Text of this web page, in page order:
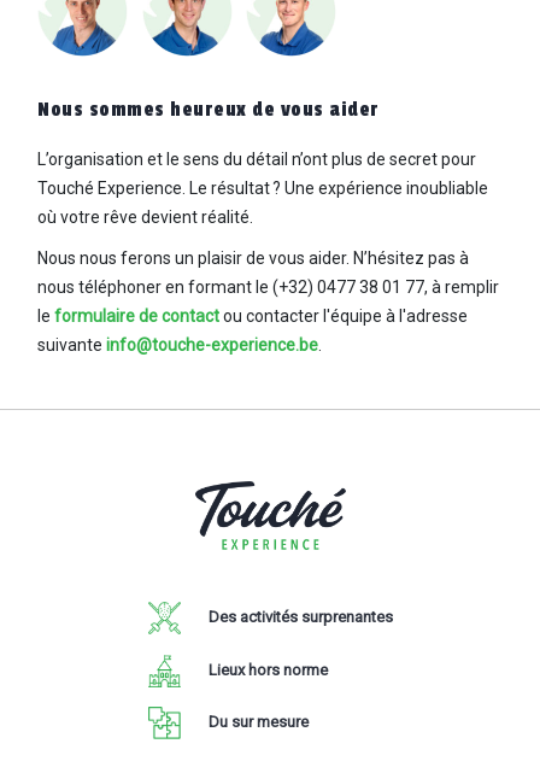
Nous sommes heureux de vous aider
L’organisation et le sens du détail n’ont plus de secret pour
Touché Experience. Le résultat ? Une expérience inoubliable
où votre rêve devient réalité.
Nous nous ferons un plaisir de vous aider. N’hésitez pas à
nous téléphoner en formant le (+32) 0477 38 01 77, à remplir
le formulaire de contactou contacter l'équipe à l'adresse
suivante info@touche-experience.be
Des activités surprenantes
Lieux hors norme
Du sur mesure